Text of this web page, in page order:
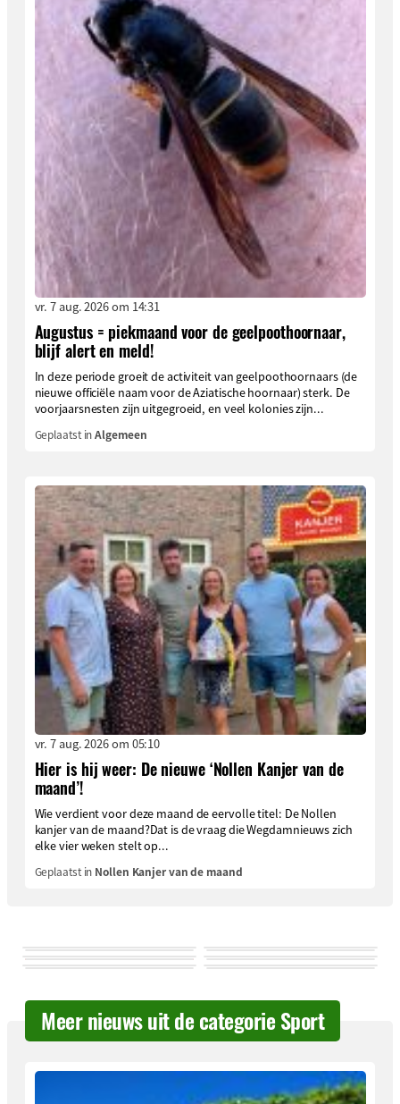
vr. 7 aug. 2026 om 14:31
Augustus = piekmaand voor de geelpoothoornaar,
blijf alert en meld!
In deze periode groeit de activiteit van geelpoothoornaars (de
nieuwe officiële naam voor de Aziatische hoornaar) sterk. De
voorjaarsnesten zijn uitgegroeid, en veel kolonies zijn...
Geplaatst inAlgemeen
vr. 7 aug. 2026 om 05:10
Hier is hij weer: De nieuwe ‘Nollen Kanjer van de
maand’!
Wie verdient voor deze maand de eervolle titel: De Nollen
kanjer van de maand?Dat is de vraag die Wegdamnieuws zich
elke vier weken stelt op...
Geplaatst in Nollen Kanjer van de maand
Meer nieuws uit de categorie Sport